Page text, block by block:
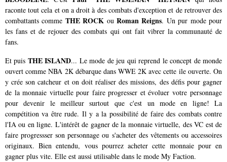
raconte tout cela et on a droit à des combats d'exception et de retrouver des
combattants comme THE ROCK ouRoman Reigns. Un pur mode pour
les fans et de rejouer des combats qui ont fait vibrer la communauté de
fans.
Et puis THE ISLAND... Le mode de jeu qui reprend le concept de monde
ouvert comme NBA 2K débarque dans WWE 2K avec cette ile ouverte. On
y crée son catcheur et on doit réaliser des missions, des défis pour gagner
de la monnaie virtuelle pour faire progresser et évoluer votre personnage
pour devenir le meilleur surtout que c'est un mode en ligne! La
compétition va être rude. Il y a la possibilité de faire des combats contre
l'IA ou en ligne. L'intérêt de gagner de la monnaie virtuelle, des VC est de
faire progressser son personnage ou s'acheter des vêtements ou accessoires
originaux. Bien entendu, vous pourrez acheter cette monnaie pour en
gagner plus vite. Elle est aussi utilisable dans le mode My Faction.